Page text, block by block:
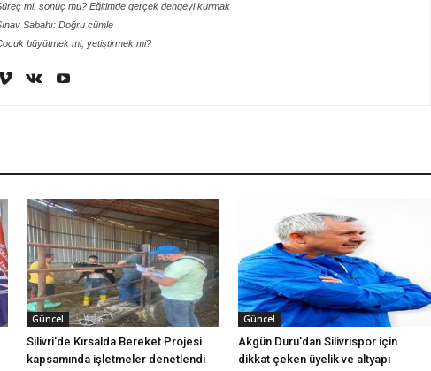
mi, sonuç mu? Eğitimde gerçek dengeyi kurmak
Sabahı: Doğru cümle
büyütmek mi, yetiştirmek mi?
Güncel
Silivri'de Kırsalda Bereket Projesi
kapsamında işletmeler denetlendi
Güncel
Akgün Duru'dan Silivrispor için
dikkat çeken üyelik ve altyapı